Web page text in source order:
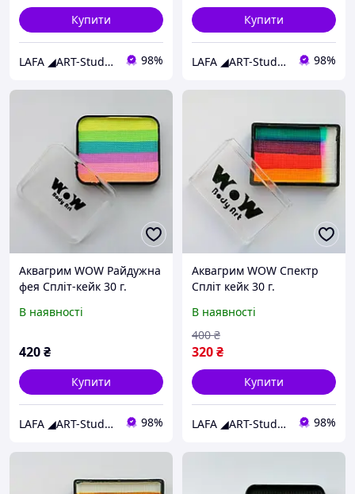
Купити
LAFA ◢ART-Studio◣ 98%
Купити
LAFA ◢ART-Studio◣ 98%
Аквагрим WOW Райдужна
фея Спліт-кейк 30 г.
В наявності
420₴
Купити
LAFA ◢ART-Studio◣ 98%
Аквагрим WOW Спектр
Спліт кейк 30 г.
В наявності
320₴
400 ₴
Купити
LAFA ◢ART-Studio◣ 98%